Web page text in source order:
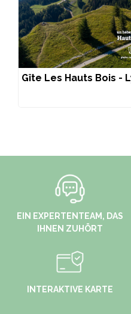
Gîte Les Hauts Bois -
EIN EXPERTENTEAM, DAS
IHNEN ZUHÖRT
INTERAKTIVE KARTE